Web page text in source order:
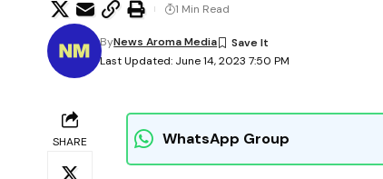
Last Updated: June 14, 2023 7:50 PM
ByNews Aroma Media
1 Min Read
SHARE WhatsApp Group